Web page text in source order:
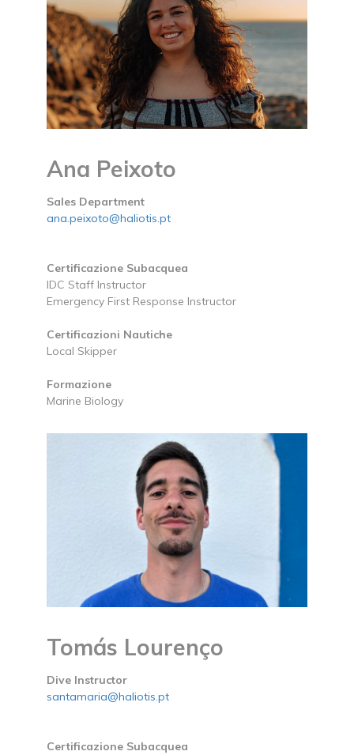
Ana Peixoto
Sales Department
ana.peixoto@haliotis.pt
Certificazione Subacquea
IDC Staff Instructor
Emergency First Response Instructor
Certificazioni Nautiche
Local Skipper
Formazione
Marine Biology
Tomás Lourenço
Dive Instructor
santamaria@haliotis.pt
Certificazione Subacquea